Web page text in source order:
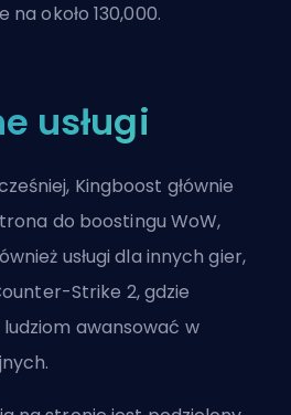
około 130,000.
usługi
Kingboost głównie
do boostingu WoW,
usługi dla innych gier,
Strike 2, gdzie
awansować w